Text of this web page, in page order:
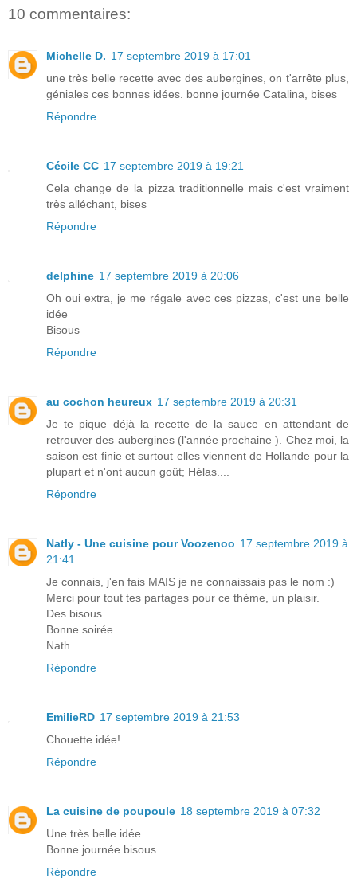
10 commentaires:
Michelle D. 17 septembre 2019 à 17:01
une très belle recette avec des aubergines, on t'arrête plus,
géniales ces bonnes idées. bonne journée Catalina, bises
Répondre
Cécile CC 17 septembre 2019 à 19:21
Cela change de la pizza traditionnelle mais c'est vraiment
très alléchant, bises
Répondre
delphine 17 septembre 2019 à 20:06
Oh oui extra, je me régale avec ces pizzas, c'est une belle
idée
Bisous
Répondre
au cochon heureux 17 septembre 2019 à 20:31
Je te pique déjà la recette de la sauce en attendant de
retrouver des aubergines (l'année prochaine ). Chez moi, la
saison est finie et surtout elles viennent de Hollande pour la
plupart et n'ont aucun goût; Hélas....
Répondre
Natly - Une cuisine pour Voozenoo 17 septembre 2019 à
21:41
Je connais, j'en fais MAIS je ne connaissais pas le nom :)
Merci pour tout tes partages pour ce thème, un plaisir.
Des bisous
Bonne soirée
Nath
Répondre
EmilieRD 17 septembre 2019 à 21:53
Chouette idée!
Répondre
La cuisine de poupoule 18 septembre 2019 à 07:32
Une très belle idée
Bonne journée bisous
Répondre